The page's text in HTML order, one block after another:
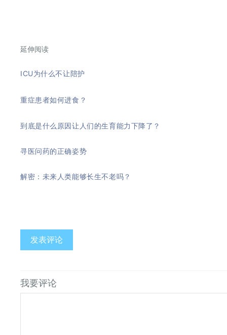
延伸阅读
ICU为什么不让陪护
重症患者如何进食？
到底是什么原因让人们的生育能力下降了？
寻医问药的正确姿势
解密： 未来人类能够长生不老吗？
发表评论
我要评论